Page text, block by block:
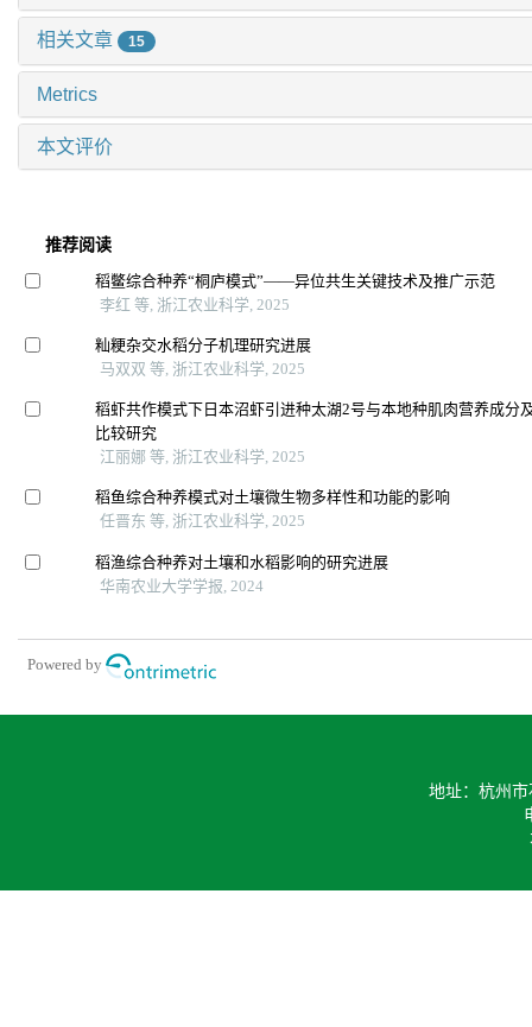
相关文章 15
Metrics
本文评价
推荐阅读
稻鳖综合种养“桐庐模式”——异位共生关键技术及推广示范
李红 等, 浙江农业科学, 2025
籼粳杂交水稻分子机理研究进展
马双双 等, 浙江农业科学, 2025
稻虾共作模式下日本沼虾引进种太湖2号与本地种肌肉营养成分
比较研究
江丽娜 等, 浙江农业科学, 2025
稻鱼综合种养模式对土壤微生物多样性和功能的影响
任晋东 等, 浙江农业科学, 2025
稻渔综合种养对土壤和水稻影响的研究进展
华南农业大学学报, 2024
Powered by
地址：杭州